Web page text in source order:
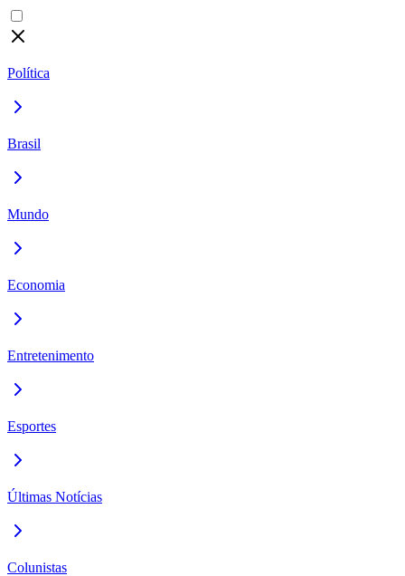
Política
Brasil
Mundo
Economia
Entretenimento
Esportes
Últimas Notícias
Colunistas